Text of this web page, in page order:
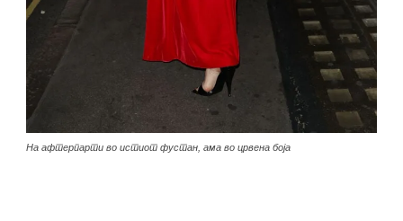
На афтерпарти во истиот фустан, ама во црвена боја